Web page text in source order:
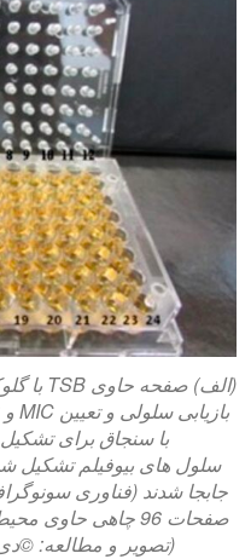
با سنجاق برای
سلول های بیوفیلم تشکیل
صفحات 96 چاهی حاوی محیط کشت تازه برای بازیابی سلول ها.
(تصویر و مطالعه: ©دی